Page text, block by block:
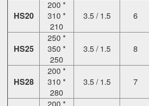
HS20
200 *
310 *
210
3.5 / 1.5 6
HS25
250 *
350 *
250
3.5 / 1.5 8
HS28
200 *
310 *
280
3.5 / 1.5 7